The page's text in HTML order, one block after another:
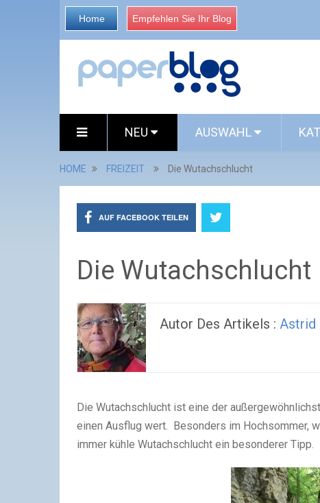
Home Empfehlen Sie Ihr Blog
NEU AUSWAHL
HOME FREIZEIT Die Wutachschlucht
AUF FACEBOOK TEILEN
Die Wutachschlucht
Autor Des Artikels : Astrid
Die Wutachschlucht ist eine der
einen Ausflug wert. Besonders im Hochsommer,
immer kühle Wutachschlucht ein besonderer Tipp.